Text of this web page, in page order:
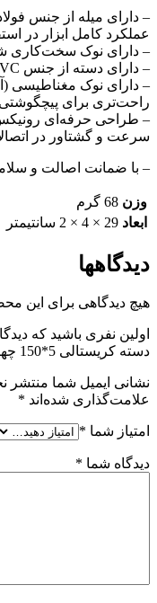
– دارای میله از جنس
عملکرد کامل ابزار در
– دارای نوک سخت‌کاری
– دارای دسته از جنس PVC کریستالی برای کنترل بهتر ابزار
– دارای نوک مغناطیسی
راحت‌تری برای
– طراحی حرفه‌ای رونیکس
سرعت و گشتاور در
– با ضمانت اصالت و
وزن 68 گرم
ابعاد 29 × 4 × 2 سانتیمتر
دیدگاهها
هیچ دیدگاهی برای این
اولین نفری باشید که
دسته کریستالی 5*150 چهارسو رونیکس کد RH-2859”
نشانی ایمیل شما منتشر
علامت‌گذاری شده‌اند *
امتیاز شما *
دیدگاه شما *